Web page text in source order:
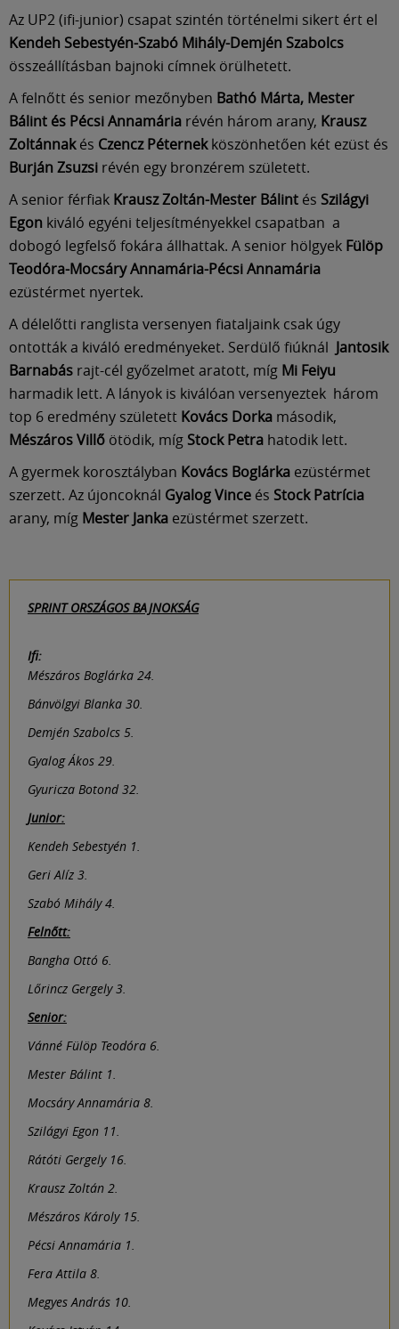
Az UP2 (ifi-junior) csapat szintén történelmi sikert ért el
Kendeh Sebestyén-Szabó Mihály-Demjén Szabolcs
összeállításban bajnoki címnek örülhetett.
A felnőtt és senior mezőnyben Bathó Márta, Mester
Bálint és Pécsi Annamária révén három arany, Krausz
Zoltánnakés Czencz Péternekköszönhetően két ezüst és
Burján Zsuzsi révén egy bronzérem született.
A senior férfiak Krausz Zoltán-Mester Bálint és Szilágyi
Egon kiváló egyéni teljesítményekkel csapatban a
dobogó legfelső fokára állhattak. A senior hölgyek Fülöp
Teodóra-Mocsáry Annamária-Pécsi Annamária
ezüstérmet nyertek.
A délelőtti ranglista versenyen fiataljaink csak úgy
ontották a kiváló eredményeket. Serdülő fiúknál Jantosik
Barnabás rajt-cél győzelmet aratott, míg Mi Feiyu
harmadik lett. A lányok is kiválóan versenyeztek három
top 6 eredmény született Kovács Dorka második,
Mészáros Villő ötödik, míg Stock Petra hatodik lett.
A gyermek korosztályban Kovács Boglárka ezüstérmet
szerzett. Az újoncoknál Gyalog Vince és Stock Patrícia
arany, míg Mester Janka ezüstérmet szerzett.
SPRINT ORSZÁGOS BAJNOKSÁG
Ifi:
Mészáros Boglárka 24.
Bánvölgyi Blanka 30.
Demjén Szabolcs 5.
Gyalog Ákos 29.
Gyuricza Botond 32.
Junior:
Kendeh Sebestyén 1.
Geri Alíz 3.
Szabó Mihály 4.
Felnőtt:
Bangha Ottó 6.
Lőrincz Gergely 3.
Senior:
Vánné Fülöp Teodóra 6.
Mester Bálint 1.
Mocsáry Annamária 8.
Szilágyi Egon 11.
Rátóti Gergely 16.
Krausz Zoltán 2.
Mészáros Károly 15.
Pécsi Annamária 1.
Fera Attila 8.
Megyes András 10.